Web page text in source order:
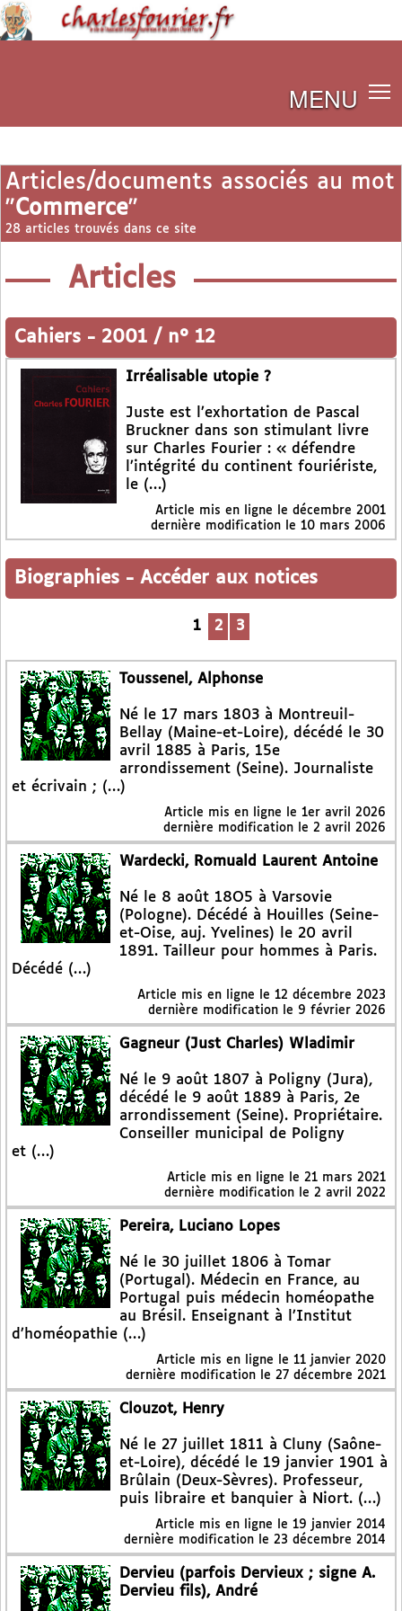
MENU
Articles/documents associés au mot
"Commerce"
28 articles trouvés dans ce site
Articles
Cahiers - 2001 / n° 12
Irréalisable utopie ?
Juste est l’exhortation de Pascal
Bruckner dans son stimulant livre
sur Charles Fourier : « défendre
l’intégrité du continent fouriériste,
le (…)
Article mis en ligne le décembre 2001
dernière modification le 10 mars 2006
Biographies - Accéder aux notices
1 2 3
Toussenel, Alphonse
Né le 17 mars 1803 à Montreuil-
Bellay (Maine-et-Loire), décédé le 30
avril 1885 à Paris, 15e
arrondissement (Seine). Journaliste
et écrivain ; (…)
Article mis en ligne le 1er avril 2026
dernière modification le 2 avril 2026
Wardecki, Romuald Laurent Antoine
Né le 8 août 18O5 à Varsovie
(Pologne). Décédé à Houilles (Seine-
et-Oise, auj. Yvelines) le 20 avril
1891. Tailleur pour hommes à Paris.
Décédé (…)
Article mis en ligne le 12 décembre 2023
dernière modification le 9 février 2026
Gagneur (Just Charles) Wladimir
Né le 9 août 1807 à Poligny (Jura),
décédé le 9 août 1889 à Paris, 2e
arrondissement (Seine). Propriétaire.
Conseiller municipal de Poligny
et (…)
Article mis en ligne le 21 mars 2021
dernière modification le 2 avril 2022
Pereira, Luciano Lopes
Né le 30 juillet 1806 à Tomar
(Portugal). Médecin en France, au
Portugal puis médecin homéopathe
au Brésil. Enseignant à l’Institut
d’homéopathie (…)
Article mis en ligne le 11 janvier 2020
dernière modification le 27 décembre 2021
Clouzot, Henry
Né le 27 juillet 1811 à Cluny (Saône-
et-Loire), décédé le 19 janvier 1901 à
Brûlain (Deux-Sèvres). Professeur,
puis libraire et banquier à Niort. (…)
Article mis en ligne le 19 janvier 2014
dernière modification le 23 décembre 2014
Dervieu (parfois Dervieux ; signe A.
Dervieu fils), André